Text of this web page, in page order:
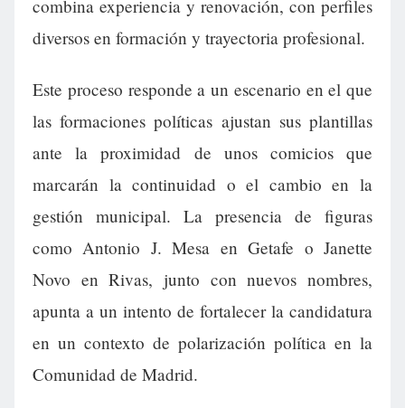
combina experiencia y renovación, con perfiles
diversos en formación y trayectoria profesional.
Este proceso responde a un escenario en el que
las formaciones políticas ajustan sus plantillas
ante la proximidad de unos comicios que
marcarán la continuidad o el cambio en la
gestión municipal. La presencia de figuras
como Antonio J. Mesa en Getafe o Janette
Novo en Rivas, junto con nuevos nombres,
apunta a un intento de fortalecer la candidatura
en un contexto de polarización política en la
Comunidad de Madrid.